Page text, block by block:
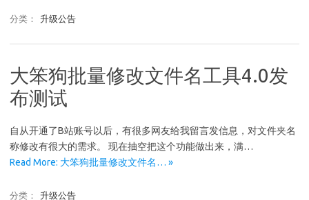
分类： 升级公告
大笨狗批量修改文件名工具4.0发
布测试
自从开通了B站账号以后，有很多网友给我留言发信息，对文件夹名
称修改有很大的需求。 现在抽空把这个功能做出来，满…
Read More: 大笨狗批量修改文件名… »
分类： 升级公告